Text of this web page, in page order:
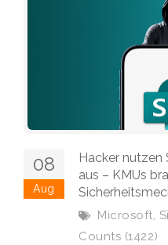
08
Aug
Hacker nutzen
aus – KMUs
Microsoft,
Counts (1422)